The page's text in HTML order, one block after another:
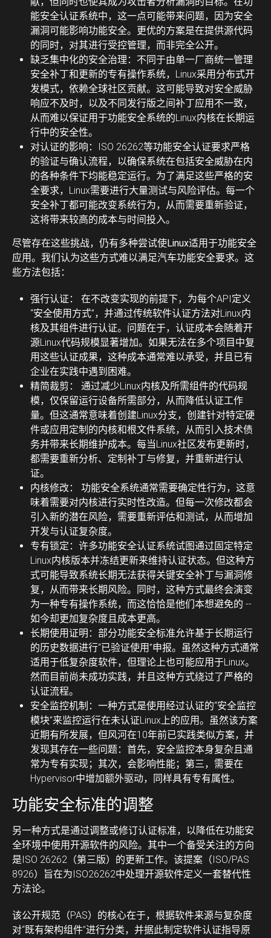
能安全认证系统中，这一点可能带来问题，因为安全
漏洞可能影响功能安全。更优的方案是在提供源代码
的同时，对其进行受控管理，而非完全公开。
缺乏集中化的安全治理： 不同于由单一厂商统一管理
安全补丁和更新的专有操作系统，Linux采用分布式开
发模式，依赖全球社区贡献。这可能导致对安全威胁
响应不及时，以及不同发行版之间补丁应用不一致，
从而难以保证用于功能安全系统的Linux内核在长期运
行中的安全性。
对认证的影响：
ISO 26262等功能安全认证要求严格
的验证与确认流程，以确保系统在包括安全威胁在内
的各种条件下均能稳定运行。为了满足这些严格的安
全要求，Linux需要进行大量测试与风险评估。每一个
安全补丁都可能改变系统行为，从而需要重新验证，
这将带来较高的成本与时间投入。
尽管存在这些挑战，仍有多种尝试使Linux适用于功能安全
应用。我们认为这些方式难以满足汽车功能安全要求。这
些方法包括：
强行认证：
在不改变实现的前提下，为每个API定义
“安全使用方式”，并通过传统软件认证方法对Linux内
核及其组件进行认证。问题在于，认证成本会随着开
源Linux代码规模显著增加。如果无法在多个项目中复
用这些认证成果，这种成本通常难以承受，并且已有
企业在实践中遇到困难。
精简裁剪：
通过减少Linux内核及所需组件的代码规
模，仅保留运行设备所需部分，从而降低认证工作
量。但这通常意味着创建Linux分支，创建针对特定硬
件或应用定制的内核和根文件系统，从而引入技术债
务并带来长期维护成本。每当Linux社区发布更新时，
都需要重新分析、定制补丁与修复，并重新进行认
证。
内核修改：
功能安全系统通常需要确定性行为，这意
味着需要对内核进行实时性改造。但每一次修改都会
引入新的潜在风险，需要重新评估和测试，从而增加
开发与认证复杂度。
专有锁定： 许多功能安全认证系统试图通过固定特定
Linux内核版本并冻结更新来维持认证状态。但这种方
式可能导致系统长期无法获得关键安全补丁与漏洞修
复，从而带来长期风险。同时，这种方式最终会演变
为一种专有操作系统，而这恰恰是他们本想避免的 --
如今却更加复杂度且成本更高。
长期使用证明： 部分功能安全标准允许基于长期运行
的历史数据进行“已验证使用”申报。虽然这种方式通常
适用于低复杂度软件，但理论上也可能应用于Linux。
然而目前尚未成功实践，并且这种方式绕过了严格的
认证流程。
安全监控机制： 一种方式是使用经过认证的“安全监控
模块”来监控运行在未认证Linux上的应用。虽然该方案
近期有所发展，但风河在10年前已实践类似方案，并
发现其存在一些问题：首先，安全监控本身复杂且通
常为专有实现；其次，会影响性能；第三，需要在
Hypervisor中增加额外驱动，同样具有专有属性。
功能安全标准的调整
另一种方式是通过调整或修订认证标准，以降低在功能安
全环境中使用开源软件的风险。其中一个备受关注的方向
是ISO 26262（第三版）的更新工作。该提案（ISO/PAS
8926）旨在为ISO26262中处理开源软件定义一套替代性
方法论。
该公开规范（PAS）的核心在于，根据软件来源与复杂度
对“既有架构组件”进行分类，并据此制定软件认证指导原